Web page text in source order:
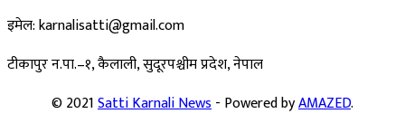
इमेल: karnalisatti@gmail.com
टीकापुर न.पा.–१, कैलाली, सुदूरपश्चीम प्रदेश, नेपाल
© 2021Satti Karnali News- Powered byAMAZED.